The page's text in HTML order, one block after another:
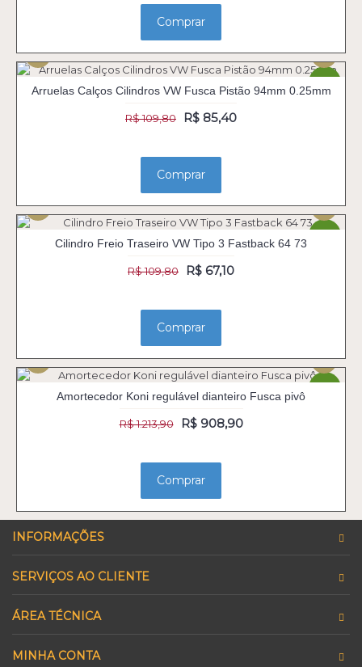
Comprar
Arruelas Calços Cilindros VW Fusca Pistão 94mm 0.25mm
R$ 109,80 R$ 85,40
Comprar
Cilindro Freio Traseiro VW Tipo 3 Fastback 64 73
R$ 109,80 R$ 67,10
Comprar
Amortecedor Koni regulável dianteiro Fusca pivô
R$ 1.213,90 R$ 908,90
Comprar
INFORMAÇÕES
SERVIÇOS AO CLIENTE
ÁREA TÉCNICA
MINHA CONTA